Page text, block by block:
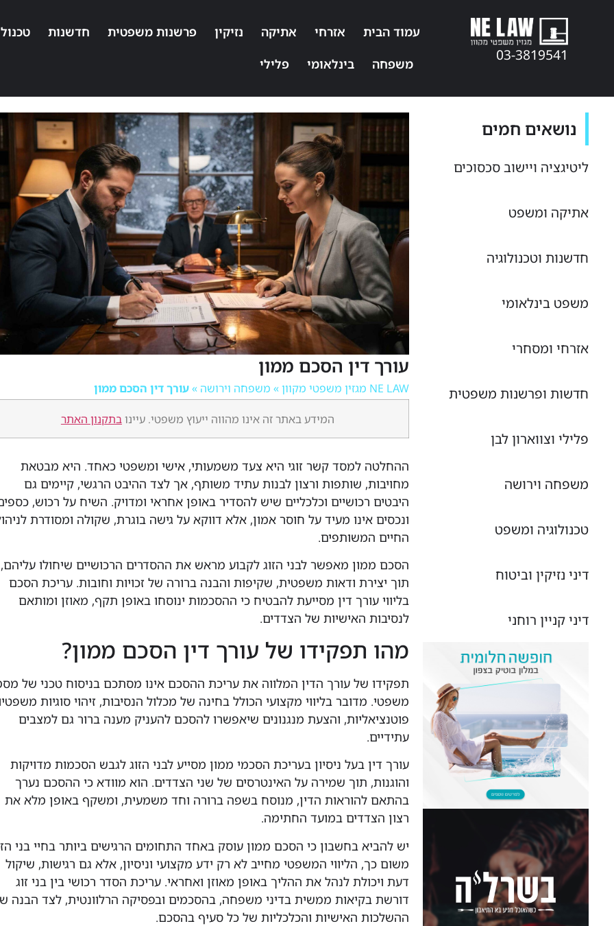
03-3819541
עמוד הבית אזרחי אתיקה נזיקין פרשנות משפטית חדשנות
משפחה
בינלאומי פלילי
נושאים חמים
ליטיגציה ויישוב סכסוכים
אתיקה ומשפט
חדשנות וטכנולוגיה
משפט בינלאומי
אזרחי ומסחרי
חדשות ופרשנות משפטית
פלילי וצווארון לבן
משפחה וירושה
טכנולוגיה ומשפט
דיני נזיקין וביטוח
דיני קניין רוחני
עורך דין הסכם ממון
NE LAW מגזין משפטי מקוון » משפחה וירושה »עורך דין הסכם ממון
המידע באתר זה אינו מהווה ייעוץ משפטי. עיינובתקנון האתר
ההחלטה למסד קשר זוגי היא צעד משמעותי, אישי ומשפטי כאחד. היא מבטאת
מחויבות, שותפות ורצון לבנות עתיד משותף, אך לצד ההיבט הרגשי, קיימים גם
היבטים רכושיים וכלכליים שיש להסדיר באופן אחראי ומדויק. השיח על רכוש,
ונכסים אינו מעיד על חוסר אמון, אלא דווקא על גישה בוגרת, שקולה ומסודרת
החיים המשותפים.
הסכם ממון מאפשר לבני הזוג לקבוע מראש את ההסדרים הרכושיים שיחולו עליהם,
תוך יצירת ודאות משפטית, שקיפות והבנה ברורה של זכויות וחובות. עריכת הסכם
בליווי עורך דין מסייעת להבטיח כי ההסכמות ינוסחו באופן תקף, מאוזן ומותאם
לנסיבות האישיות של הצדדים.
מהו תפקידו של עורך דין הסכם ממון?
תפקידו של עורך הדין המלווה את עריכת ההסכם אינו מסתכם בניסוח טכני של
משפטי. מדובר בליווי מקצועי הכולל בחינה של מכלול הנסיבות, זיהוי סוגיות
פוטנציאליות, והצעת מנגנונים שיאפשרו להסכם להעניק מענה ברור גם למצבים
עתידיים.
עורך דין בעל ניסיון בעריכת הסכמי ממון מסייע לבני הזוג לגבש הסכמות מדויקות
והוגנות, תוך שמירה על האינטרסים של שני הצדדים. הוא מוודא כי ההסכם נערך
בהתאם להוראות הדין, מנוסח בשפה ברורה וחד משמעית, ומשקף באופן מלא את
רצון הצדדים במועד החתימה.
יש להביא בחשבון כי הסכם ממון עוסק באחד התחומים הרגישים ביותר בחיי בני
משום כך, הליווי המשפטי מחייב לא רק ידע מקצועי וניסיון, אלא גם רגישות, שיקול
דעת ויכולת לנהל את ההליך באופן מאוזן ואחראי. עריכת הסדר רכושי בין בני זוג
דורשת בקיאות ממשית בדיני משפחה, בהסכמים ובפסיקה הרלוונטית, לצד הבנה
ההשלכות האישיות והכלכליות של כל סעיף בהסכם.